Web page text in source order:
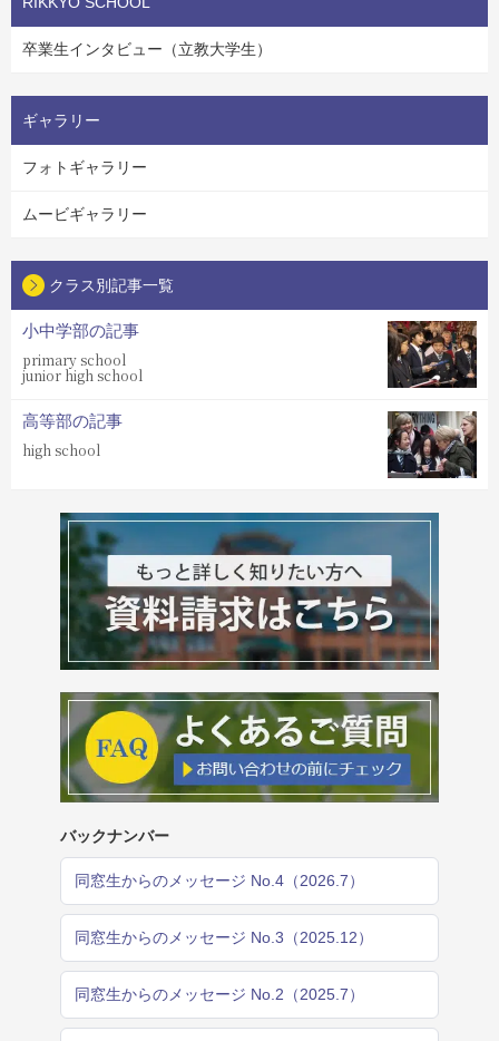
卒業生インタビュー（立教大学生）
ギャラリー
フォトギャラリー
ムービギャラリー
クラス別記事一覧
小中学部の記事
primary school
junior high school
高等部の記事
high school
バックナンバー
同窓生からのメッセージ No.4（2026.7）
同窓生からのメッセージ No.3（2025.12）
同窓生からのメッセージ No.2（2025.7）